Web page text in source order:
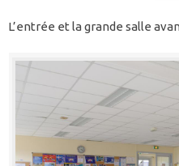
L’entrée et la grande salle